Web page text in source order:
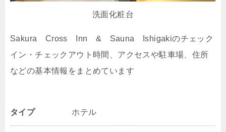
洗面化粧台
Sakura Cross Inn & Sauna Ishigakiのチェック
イン・チェックアウト時間、アクセスや駐車場、住所
などの基本情報をまとめています
タイプ ホテル